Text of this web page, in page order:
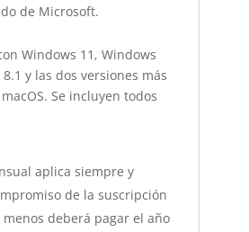
de Microsoft.
Windows 11, Windows
y las dos versiones más
Se incluyen todos
aplica siempre y
de la suscripción
menos deberá pagar el año